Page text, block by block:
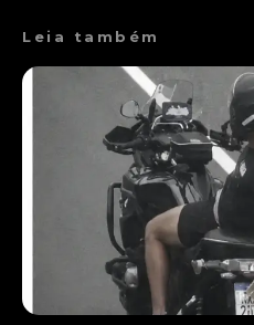
Leia também